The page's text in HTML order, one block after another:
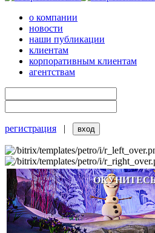
о компании
новости
наши публикации
клиентам
корпоративным клиентам
агентствам
регистрация |